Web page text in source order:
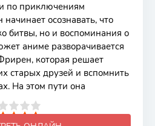
по приключениям
осознавать, что
битвы, но и воспоминания о
аниме разворачивается
которая решает
старых друзей и вспомнить
На этом пути она